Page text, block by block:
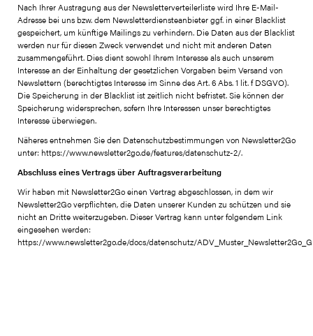
Nach Ihrer Austragung aus der Newsletterverteilerliste wird Ihre E-Mail-
Adresse bei uns bzw. dem Newsletterdiensteanbieter ggf. in einer Blacklist
gespeichert, um künftige Mailings zu verhindern. Die Daten aus der Blacklist
werden nur für diesen Zweck verwendet und nicht mit anderen Daten
zusammengeführt. Dies dient sowohl Ihrem Interesse als auch unserem
Interesse an der Einhaltung der gesetzlichen Vorgaben beim Versand von
Newslettern (berechtigtes Interesse im Sinne des Art. 6 Abs. 1 lit. f DSGVO).
Die Speicherung in der Blacklist ist zeitlich nicht befristet. Sie können der
Speicherung widersprechen, sofern Ihre Interessen unser berechtigtes
Interesse überwiegen.
Näheres entnehmen Sie den Datenschutzbestimmungen von Newsletter2Go
unter: https://www.newsletter2go.de/features/datenschutz-2/.
Abschluss eines Vertrags über Auftragsverarbeitung
Wir haben mit Newsletter2Go einen Vertrag abgeschlossen, in dem wir
Newsletter2Go verpflichten, die Daten unserer Kunden zu schützen und sie
nicht an Dritte weiterzugeben. Dieser Vertrag kann unter folgendem Link
eingesehen werden:
https://www.newsletter2go.de/docs/datenschutz/